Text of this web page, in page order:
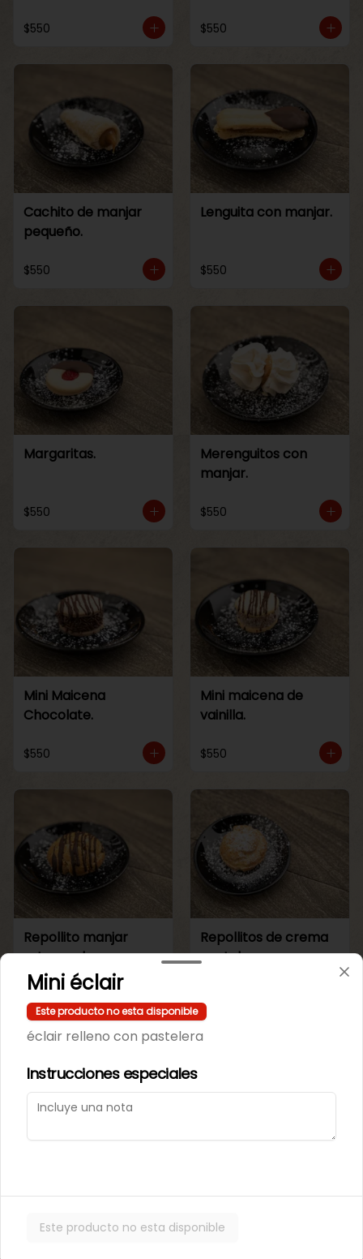
$550 $550
Cachito de manjar
pequeño.
$550
Lenguita con manjar.
$550
Margaritas.
$550
Merenguitos con
manjar.
$550
Mini Maicena
Chocolate.
$550
Mini maicena de
vainilla.
$550
Repollito manjar
artesanal.
Repollitos de crema
pastelera.
CAJITAS PARA TI O PARA REGALAR.
Caja de galletas de
Cajita Lenguita de
Mini éclair
Este producto no esta disponible
éclair relleno con pastelera
Instrucciones especiales
Este producto no esta disponible